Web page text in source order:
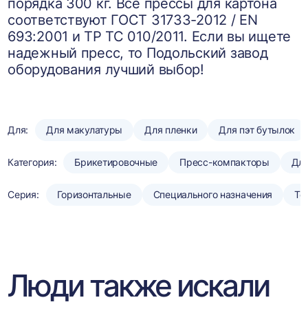
порядка 300 кг. Все прессы для картона
соответствуют ГОСТ 31733-2012 / EN
693:2001 и ТР ТС 010/2011. Если вы ищете
надежный пресс, то Подольский завод
оборудования лучший выбор!
Для: Для макулатуры Для пленки Для пэт бутылок
Категория: Брикетировочные Пресс-компакторы
Серия: Горизонтальные Специального назначения
Люди также искали